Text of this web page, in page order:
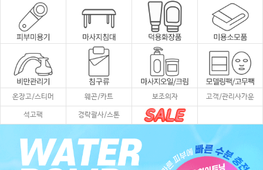
온장고/스티머 웨곤/카트 보조의자 고객/관리사가운
석고팩 경락괄사/스톤